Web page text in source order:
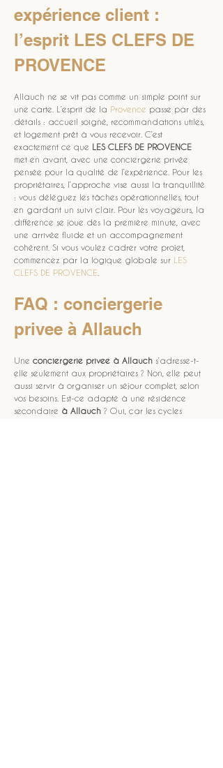
expérience client :
l’esprit LES CLEFS DE
PROVENCE
Allauch ne se vit pas comme un simple point sur
une carte. L’esprit de la Provence passe par des
détails : accueil soigné, recommandations utiles,
et logement prêt à vous recevoir. C’est
exactement ce que LES CLEFS DE PROVENCE
met en avant, avec une conciergerie privée
pensée pour la qualité de l’expérience. Pour les
propriétaires, l’approche vise aussi la tranquillité
: vous déléguez les tâches opérationnelles, tout
en gardant un suivi clair. Pour les voyageurs, la
différence se joue dès la première minute, avec
une arrivée fluide et un accompagnement
cohérent. Si vous voulez cadrer votre projet,
commencez par la logique globale sur LES
CLEFS DE PROVENCE
FAQ : conciergerie
privee à Allauch
Une conciergerie privee à Allauch s’adresse-t-
elle seulement aux propriétaires ? Non, elle peut
aussi servir à organiser un séjour complet, selon
vos besoins. Est-ce adapté à une résidence
secondaire à Allauch ? Oui, car les cycles